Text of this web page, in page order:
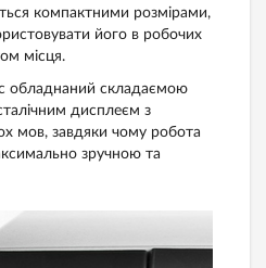
компактними розмірами,
його в робочих
місця.
обладнаний складаємою
дисплеєм з
мов, завдяки чому робота
зручною та